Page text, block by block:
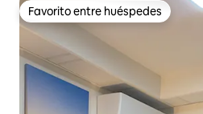
Favorito entre huéspedes
Favorito entre huéspedes